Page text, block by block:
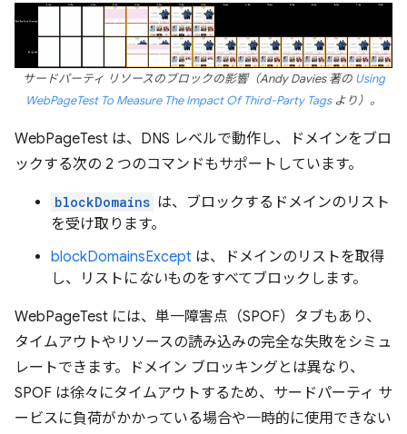
サードパーティ リソースのブロックの影響（Andy Davies 著の Using
WebPageTest To Measure The Impact Of Third-Party Tagsより）。
WebPageTest は、DNS レベルで動作し、ドメインをブロ
ックする次の 2 つのコマンドもサポートしています。
blockDomains は、ブロックするドメインのリスト
を受け取ります。
blockDomainsExcept は、ドメインのリストを取得
し、リストにないものをすべてブロックします。
WebPageTest には、単一障害点（SPOF）タブもあり、
タイムアウトやリソースの読み込みの完全な失敗をシミュ
レートできます。ドメイン ブロッキングとは異なり、
SPOF は徐々にタイムアウトするため、サードパーティ サ
ービスに負荷がかかっている場合や一時的に使用できない